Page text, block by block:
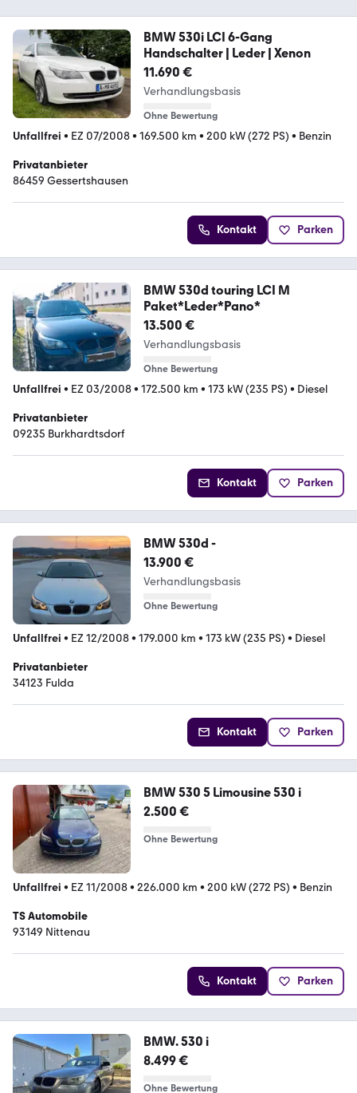
BMW 530i LCI 6-Gang
Handschalter | Leder | Xenon
11.690 €
Verhandlungsbasis
Ohne Bewertung
Unfallfrei • EZ 07/2008• 169.500 km • 200 kW (272 PS) • Benzin
Privatanbieter
86459 Gessertshausen
Kontakt Parken
BMW 530d touring LCI M
Paket*Leder*Pano*
13.500 €
Verhandlungsbasis
Ohne Bewertung
Unfallfrei • EZ 03/2008• 172.500 km • 173 kW (235 PS) • Diesel
Privatanbieter
09235 Burkhardtsdorf
Kontakt Parken
BMW 530d -
13.900 €
Verhandlungsbasis
Ohne Bewertung
Unfallfrei • EZ 12/2008• 179.000 km • 173 kW (235 PS) • Diesel
Privatanbieter
34123 Fulda
Kontakt Parken
BMW 530 5 Limousine 530 i
2.500 €
Ohne Bewertung
Unfallfrei • EZ 11/2008• 226.000 km • 200 kW (272 PS) • Benzin
TS Automobile
93149 Nittenau
Kontakt Parken
BMW. 530 i
8.499 €
Ohne Bewertung